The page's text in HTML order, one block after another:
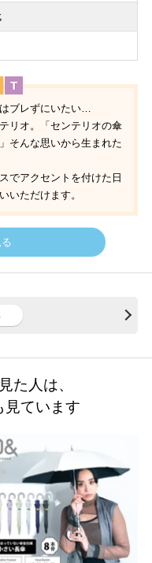
ブレずにいたい…
リオ。「センテリオの傘
そんな思いから生まれた
でアクセントを付けた日
いただけます。
た人は、
見ています